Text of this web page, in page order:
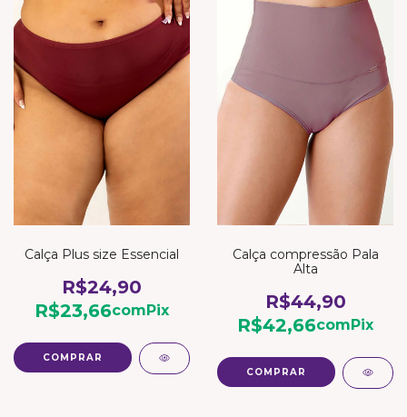
Calça Plus size Essencial
R$24,90
R$23,66comPix
COMPRAR
Calça compressão Pala
Alta
R$44,90
R$42,66comPix
COMPRAR